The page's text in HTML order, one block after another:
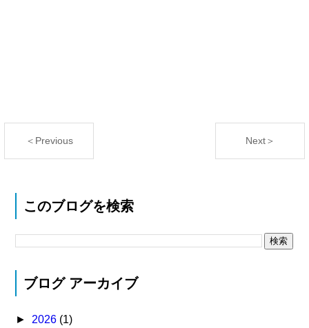
＜Previous Next＞
このブログを検索
ブログ アーカイブ
► 2026 (1)